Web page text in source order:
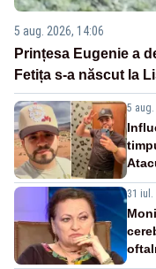
5 aug. 2026, 14:06
Prințesa Eugenie a
Fetița s-a născut la
5 aug.
31 iul.